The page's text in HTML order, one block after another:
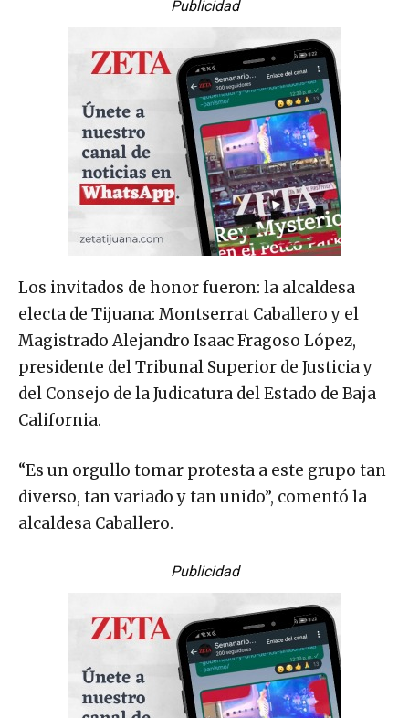
Publicidad
Los invitados de honor fueron: la alcaldesa
electa de Tijuana: Montserrat Caballero y el
Magistrado Alejandro Isaac Fragoso López,
presidente del Tribunal Superior de Justicia y
del Consejo de la Judicatura del Estado de Baja
California.
“Es un orgullo tomar protesta a este grupo tan
diverso, tan variado y tan unido”, comentó la
alcaldesa Caballero.
Publicidad